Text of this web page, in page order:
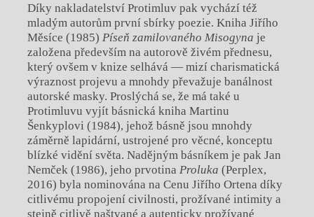
Díky nakladatelství Protimluv pak vychází též
mladým autorům první sbírky poezie. Kniha Jiřího
Měsíce (1985) Píseň zamilovaného Misogyna je
založena především na autorově živém přednesu,
který ovšem v knize selhává — mizí charismatická
výraznost projevu a mnohdy převažuje banálnost
autorské masky. Proslýchá se, že má také u
Protimluvu vyjít básnická kniha Martinu
Šenkyplovi (1984), jehož básně jsou mnohdy
záměrně lapidární, ustrojené pro věcné, konceptu
blízké vidění světa. Nadějným básníkem je pak Jan
Nemček (1986), jeho prvotina Proluka (Perplex,
2016) byla nominována na Cenu Jiřího Ortena díky
citlivému propojení civilnosti, prožívané intimity a
stejně citlivě naštvané a autenticky prožívané